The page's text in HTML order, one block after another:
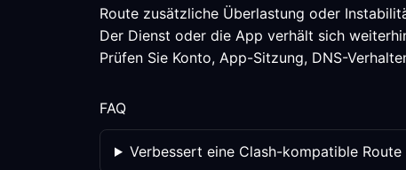
Route zusätzliche Überlastung oder
Der Dienst oder die App verhält sich
Prüfen Sie Konto, App-Sitzung, DNS-
FAQ
Verbessert eine Clash-kompatible